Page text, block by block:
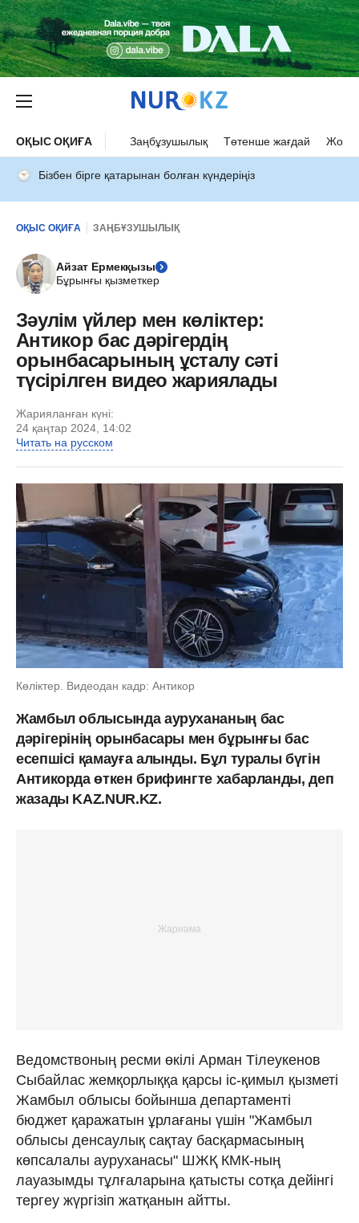
ОҚЫС ОҚИҒА Заңбұзушылық Төтенше жағдай Жол
Бізбен бірге қатарынан болған күндеріңіз
ОҚЫС ОҚИҒА ЗАҢБҰЗУШЫЛЫҚ
Айзат Ермекқызы
Бұрынғы қызметкер
Зәулім үйлер мен көліктер:
Антикор бас дәрігердің
орынбасарының ұсталу сәті
түсірілген видео жариялады
Жарияланған күні:
24 қаңтар 2024, 14:02
Читать на русском
Көліктер. Видеодан кадр: Антикор
Жамбыл облысында аурухананың бас
дәрігерінің орынбасары мен бұрынғы бас
есепшіcі қамауға алынды. Бұл туралы бүгін
Антикорда өткен брифингте хабарланды, деп
жазады KAZ.NUR.KZ.
Ведомствоның ресми өкілі Арман Тілеукенов
Сыбайлас жемқорлыққа қарсы іс-қимыл қызметі
Жамбыл облысы бойынша департаменті
бюджет қаражатын ұрлағаны үшін "Жамбыл
облысы денсаулық сақтау басқармасының
көпсалалы ауруханасы" ШЖҚ КМК-ның
лауазымды тұлғаларына қатысты сотқа дейінгі
тергеу жүргізіп жатқанын айтты.